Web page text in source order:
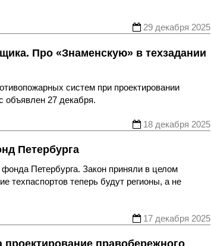
29 декабря 2025
Про «Знаменскую» в техзадании
систем при проектировании
объявлен 27 декабря.
18 декабря 2025
Петербурга
Петербурга. Закон приняли в целом
техпаспортов теперь будут регионы, а не
17 декабря 2025